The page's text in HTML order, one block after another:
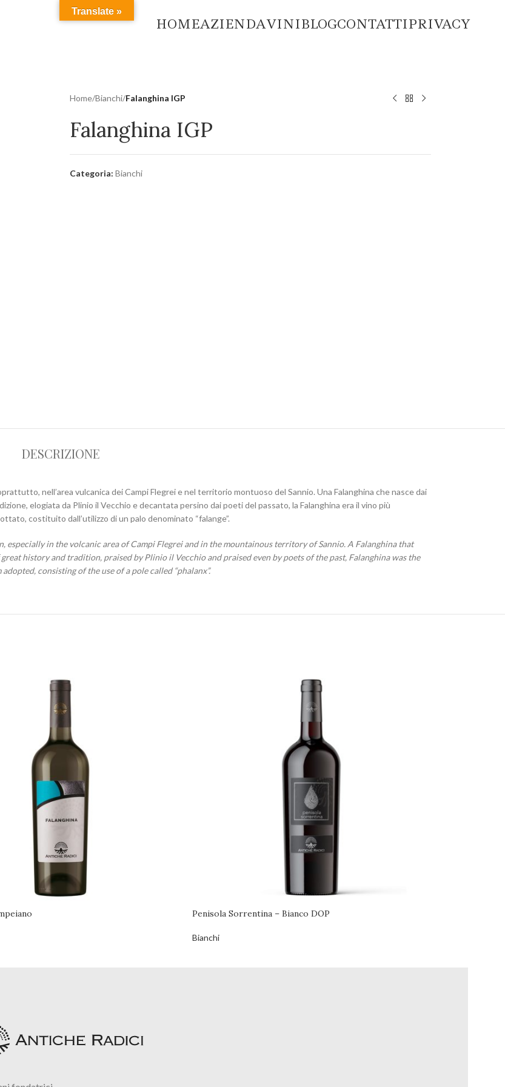
HOMEAZIENDAVINIBLOGCONTATTIPRIVACY
Home/Bianchi/Falanghina IGP
Falanghina IGP
Categoria: Bianchi
DESCRIZIONE
nell’area vulcanica dei Campi Flegrei e nel territorio montuoso del Sannio. Una Falanghina che nasce dai
elogiata da Plinio il Vecchio e decantata persino dai poeti del passato, la Falanghina era il vino più
costituito dall’utilizzo di un palo denominato “falange”.
in the volcanic area of Campi Flegrei and in the mountainous territory of Sannio. A Falanghina that
history and tradition, praised by Plinio il Vecchio and praised even by poets of the past, Falanghina was the
consisting of the use of a pole called “phalanx”.
Penisola Sorrentina – Bianco DOP
Bianchi
Translate »